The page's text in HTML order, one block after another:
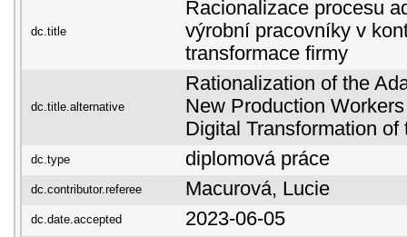
dc.title
Racionalizace procesu
výrobní pracovníky v
transformace firmy
dc.title.alternative
Rationalization of the
New Production
Digital Transformation of
dc.type diplomová práce
dc.contributor.referee Macurová, Lucie
dc.date.accepted 2023-06-05